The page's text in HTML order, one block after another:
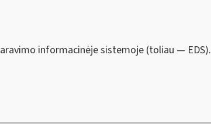
informacinėje sistemoje (toliau — EDS).